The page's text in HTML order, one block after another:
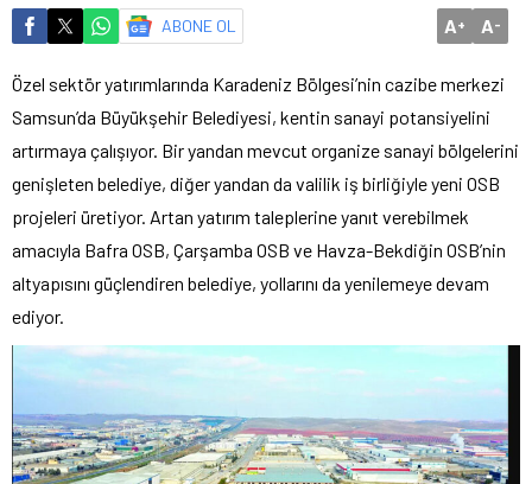
ABONE OL A+ A-
Özel sektör yatırımlarında Karadeniz Bölgesi’nin cazibe merkezi
Samsun’da Büyükşehir Belediyesi, kentin sanayi potansiyelini
artırmaya çalışıyor. Bir yandan mevcut organize sanayi bölgelerini
genişleten belediye, diğer yandan da valilik iş birliğiyle yeni OSB
projeleri üretiyor. Artan yatırım taleplerine yanıt verebilmek
amacıyla Bafra OSB, Çarşamba OSB ve Havza-Bekdiğin OSB’nin
altyapısını güçlendiren belediye, yollarını da yenilemeye devam
ediyor.